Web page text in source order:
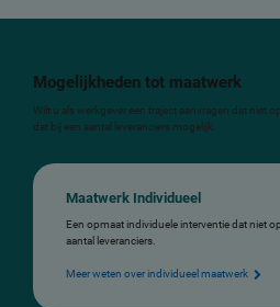
Mogelijkheden tot maatwerk
Wilt u als werkgever een traject aanvragen dat niet
dat bij een aantal leveranciers mogelijk.
Maatwerk Individueel
Een opmaat individuele interventie dat niet
aantal leveranciers.
Meer weten over individueel maatwerk